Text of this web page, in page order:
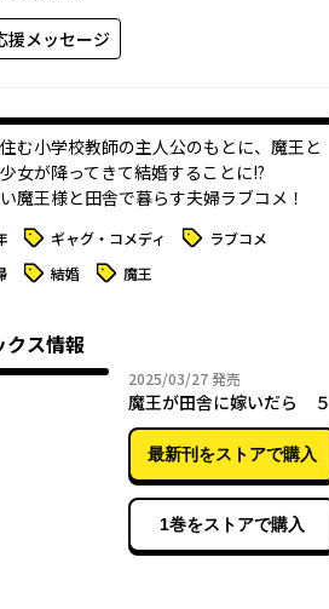
援メッセージ
む小学校教師の主人公のもとに、魔王と
女が降ってきて結婚することに!?
魔王様と田舎で暮らす夫婦ラブコメ！
タグ ギャグ・コメディ タグ ラブコメ
タグ 結婚 タグ 魔王
クス情報
2025/03/272025年03月27日
発売
魔王が田舎に嫁いだら ５
最新刊をストアで購入
1巻をストアで購入